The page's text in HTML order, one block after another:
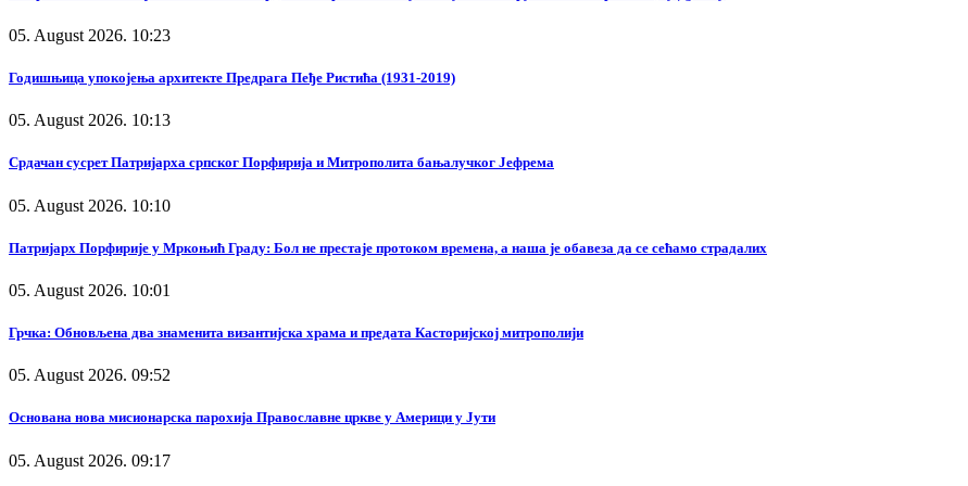
05. August 2026. 10:23
Годишњица упокојења архитекте Предрага Пеђе Ристића (1931-2019)
05. August 2026. 10:13
Срдачан сусрет Патријарха српског Порфирија и Митрополита бањалучког Јефрема
05. August 2026. 10:10
Патријарх Порфирије у Мркоњић Граду: Бол не престаје протоком времена, а наша је обавеза да се сећамо страдалих
05. August 2026. 10:01
Грчка: Обновљена два знаменита византијска храма и предата Касторијској митрополији
05. August 2026. 09:52
Основана нова мисионарска парохија Православне цркве у Америци у Јути
05. August 2026. 09:17